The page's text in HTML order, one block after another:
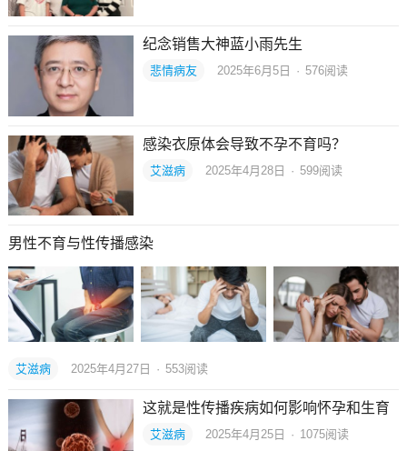
纪念销售大神蓝小雨先生
悲情病友 2025年6月5日 · 576阅读
感染衣原体会导致不孕不育吗？
艾滋病 2025年4月28日 · 599阅读
男性不育与性传播感染
艾滋病 2025年4月27日 · 553阅读
这就是性传播疾病如何影响怀孕和生育
艾滋病 2025年4月25日 · 1075阅读